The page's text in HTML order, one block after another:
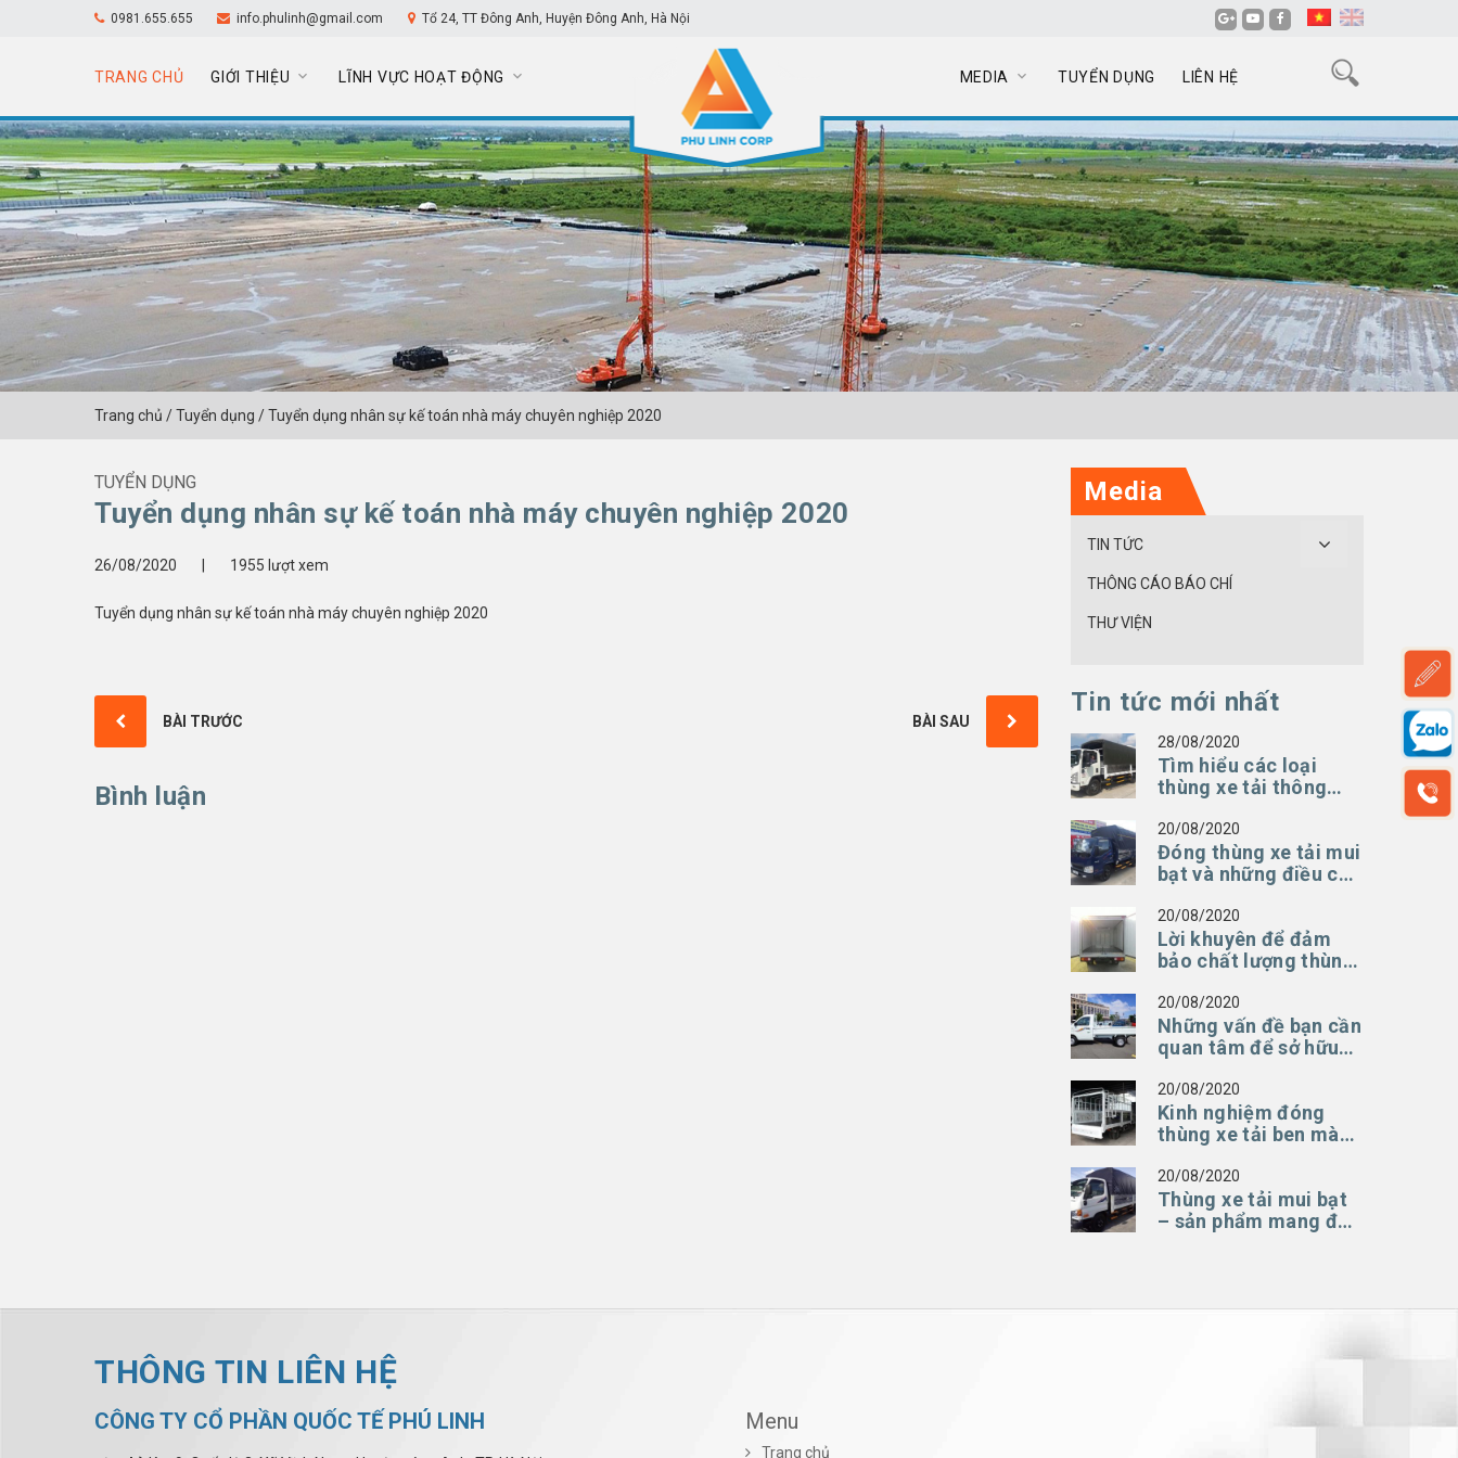
0981.655.655 info.phulinh@gmail.com Tổ 24, TT Đông Anh, Huyện Đông Anh, Hà Nội
TRANG CHỦ GIỚI THIỆU LĨNH VỰC HOẠT ĐỘNG MEDIA TUYỂN DỤNG LIÊN HỆ
Trang chủ /Tuyển dụng /Tuyển dụng nhân sự kế toán nhà máy chuyên nghiệp 2020
TUYỂN DỤNG
Tuyển dụng nhân sự kế toán nhà máy chuyên nghiệp 2020
26/08/2020 1955 lượt xem
Tuyển dụng nhân sự kế toán nhà máy chuyên nghiệp 2020
BÀI TRƯỚC BÀI SAU
Bình luận
Media
TIN TỨC
THÔNG CÁO BÁO CHÍ
THƯ VIỆN
Tin tức mới nhất
28/08/2020
Tìm hiểu các loại
thùng xe tải thông
20/08/2020
Đóng thùng xe tải mui
bạt và những điều chủ
tâm
20/08/2020
Lời khuyên để đảm
bảo chất lượng thùng
gian sử dụng
20/08/2020
Những vấn đề bạn cần
quan tâm để sở hữu
hoàn hảo
20/08/2020
Kinh nghiệm đóng
thùng xe tải ben mà
20/08/2020
Thùng xe tải mui bạt
– sản phẩm mang đến
THÔNG TIN LIÊN HỆ
CÔNG TY CỔ PHẦN QUỐC TẾ PHÚ LINH Menu
Trang chủ